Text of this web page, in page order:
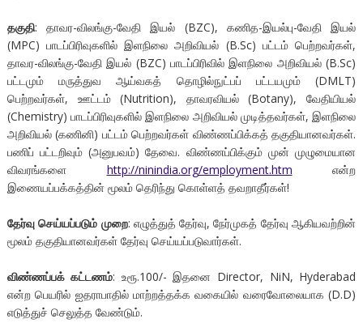
தகுதி: தாவர-விலங்கு-வேதி இயல் (BZC), கணித-இயல்பு-வேதி இயல்
(MPC) பாடப்பிரிவுகளில் இளநிலை அறிவியல் (B.Sc) பட்டம் பெற்றவர்கள்,
தாவர-விலங்கு-வேதி இயல் (BZC) பாடப்பிரிவில் இளநிலை அறிவியல் (B.Sc)
பட்டமும் மருத்துவ ஆய்வகத் தொழில்நுட்பப் பட்டயமும் (DMLT)
பெற்றவர்கள், ஊட்டம் (Nutrition), தாவரவியல் (Botany), வேதியியல்
(Chemistry) பாடப்பிரிவுகளில் இளநிலை அறிவியல் முடித்தவர்கள், இளநிலை
அறிவியல் (கணினி) பட்டம் பெற்றவர்கள் விண்ணப்பிக்கத் தகுதியானவர்கள்.
பணிப் பட்டறிவும் (அனுபவம்) தேவை. விண்ணப்பிக்கும் முன் முழுமையான
விவரங்களை http://ninindia.org/employment.htm என்ற
இணையப்பக்கத்தின் மூலம் தெரிந்து கொள்ளத் தவறாதீர்கள்!
தேர்வு செய்யப்படும் முறை: எழுத்துத் தேர்வு, நேர்முகத் தேர்வு ஆகியவற்றின்
மூலம் தகுதியானவர்கள் தேர்வு செய்யப்படுவார்கள்.
விண்ணப்பக் கட்டணம்: உரூ.100/- இதனை Director, NiN, Hyderabad
என்ற பெயரில் ஐதராபாதில் மாற்றத்தக்க வகையில் வரைவோலையாக (D.D)
எடுத்துச் செலுத்த வேண்டும்.